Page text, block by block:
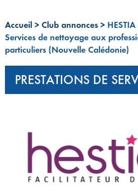
Accueil > Club annonces >
Services de nettoyage aux
particuliers (Nouvelle Calédonie)
PRESTATIONS DE